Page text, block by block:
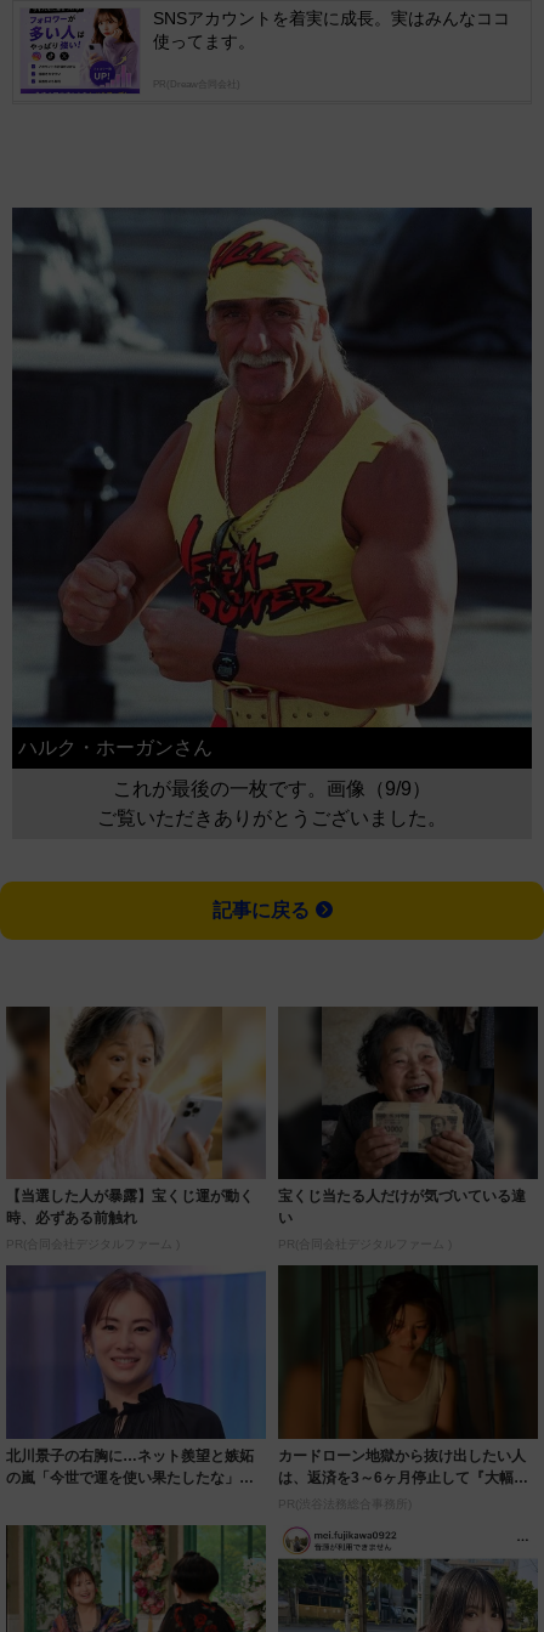
SNSアカウントを着実に成長。実はみんなココ
使ってます。
PR(Dreaw合同会社)
ハルク・ホーガンさん
これが最後の一枚です。画像（9/9）
ご覧いただきありがとうございました。
記事に戻る
【当選した人が暴露】宝くじ運が動く
時、必ずある前触れ
PR(合同会社デジタルファーム )
宝くじ当たる人だけが気づいている違
い
PR(合同会社デジタルファーム )
北川景子の右胸に…ネット羨望と嫉妬
の嵐「今世で運を使い果たしたな」
カードローン地獄から抜け出したい人
は、返済を3～6ヶ月停止して『大幅に
減額してか...
PR(渋谷法務総合事務所)